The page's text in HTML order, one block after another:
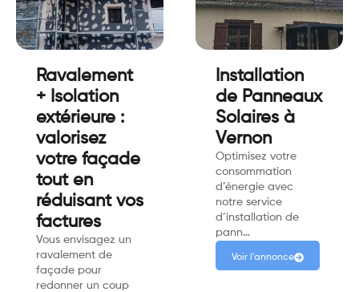
Ravalement
+ Isolation
extérieure :
valorisez
votre façade
tout en
réduisant vos
factures
Vous envisagez un
ravalement de
façade pour
redonner un coup
Installation
de Panneaux
Solaires à
Vernon
Optimisez votre
consommation
d’énergie avec
notre service
d’installation de
pann…
Voir l'annonce